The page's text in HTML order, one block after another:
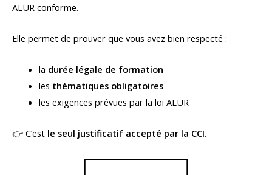
ALUR conforme.
Elle permet de prouver que vous avez bien respecté :
la durée légale de formation
les thématiques obligatoires
les exigences prévues par la loi ALUR
👉 C’est le seul justificatif accepté par la CCI.